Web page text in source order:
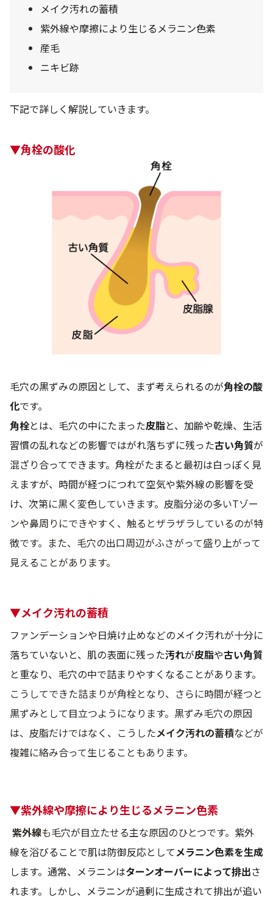
お電話でもご注文いただけます
0120-371-217
メイク汚れの蓄積
紫外線や摩擦により生じるメラニン色素
産毛
ニキビ跡
下記で詳しく解説していきます。
▼角栓の酸化
毛穴の黒ずみの原因として、まず考えられるのが角栓の酸
化です。
角栓とは、毛穴の中にたまった皮脂と、加齢や乾燥、生活
習慣の乱れなどの影響ではがれ落ちずに残った古い角質が
混ざり合ってできます。角栓がたまると最初は白っぽく見
えますが、時間が経つにつれて空気や紫外線の影響を受
け、 次第に黒く変色していきます。 皮脂分泌の多いTゾー
ンや鼻周りにできやすく、触るとザラザラしているのが特
徴です。また、毛穴の出口周辺がふさがって盛り上がって
見えることがあります。
▼メイク汚れの蓄積
ファンデーションや日焼け止めなどのメイク汚れが十分に
落ちていないと、肌の表面に残った汚れが皮脂や古い角質
と重なり、毛穴の中で詰まりやすくなることがあります。
こうしてできた詰まりが角栓となり、さらに時間が経つと
黒ずみとして目立つようになります。黒ずみ毛穴の原因
は、皮脂だけではなく、こうしたメイク汚れの蓄積などが
複雑に絡み合って生じることもあります。
▼紫外線や摩擦により生じるメラニン色素
紫外線も毛穴が目立たせる主な原因のひとつです。 紫外
線を浴びることで肌は防御反応としてメラニン色素を生成
します。通常、メラニンはターンオーバーによって排出さ
れます。しかし、メラニンが過剰に生成されて排出が追い